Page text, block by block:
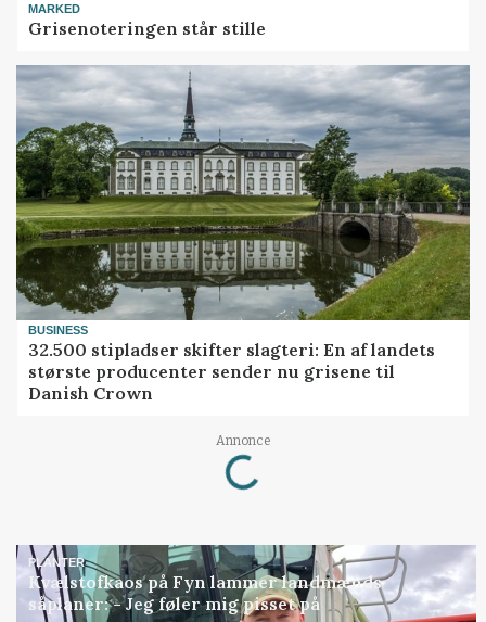
MARKED
Grisenoteringen står stille
BUSINESS
32.500 stipladser skifter slagteri: En af landets
største producenter sender nu grisene til
Danish Crown
Annonce
Loading...
PLANTER
Kvælstofkaos på Fyn lammer landmænds
såplaner: - Jeg føler mig pisset på